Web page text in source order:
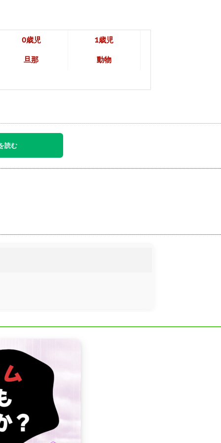
0歳児 1歳児
旦那 動物
読む